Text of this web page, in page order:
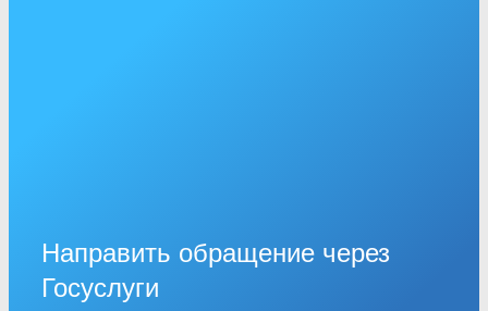
Направить обращение через
Госуслуги